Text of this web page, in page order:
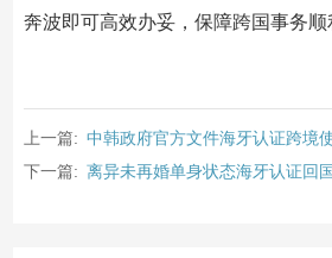
奔波即可高效办妥，保障跨国事务顺
上一篇: 中韩政府官方文件海牙认证跨境
下一篇: 离异未再婚单身状态海牙认证回